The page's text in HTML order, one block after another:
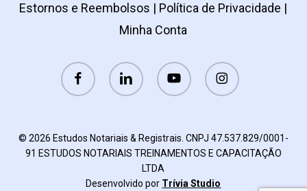
Estornos e Reembolsos | Política de Privacidade |
Minha Conta
facebook linkedin youtube instagram
© 2026 Estudos Notariais & Registrais. CNPJ 47.537.829/0001-
91 ESTUDOS NOTARIAIS TREINAMENTOS E CAPACITAÇÃO
LTDA
Desenvolvido por Trívia Studio